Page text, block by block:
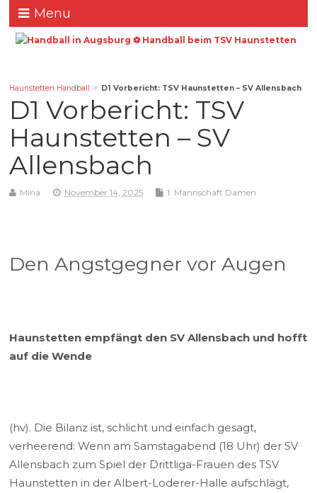
Menu
Haunstetten Handball ☞ D1 Vorbericht: TSV Haunstetten – SV Allensbach
D1 Vorbericht: TSV
Haunstetten – SV
Allensbach
Mina November 14, 2025 1. Mannschaft Damen
Den Angstgegner vor Augen
Haunstetten empfängt den SV Allensbach und hofft
auf die Wende
(hv). Die Bilanz ist, schlicht und einfach gesagt,
verheerend: Wenn am Samstagabend (18 Uhr) der SV
Allensbach zum Spiel der Drittliga-Frauen des TSV
Haunstetten in der Albert-Loderer-Halle aufschlägt,